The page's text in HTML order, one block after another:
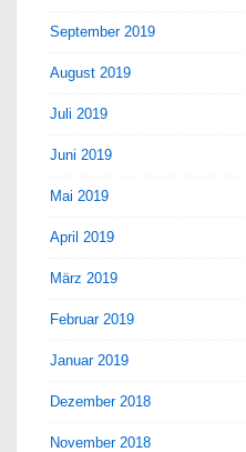
September 2019
August 2019
Juli 2019
Juni 2019
Mai 2019
April 2019
März 2019
Februar 2019
Januar 2019
Dezember 2018
November 2018